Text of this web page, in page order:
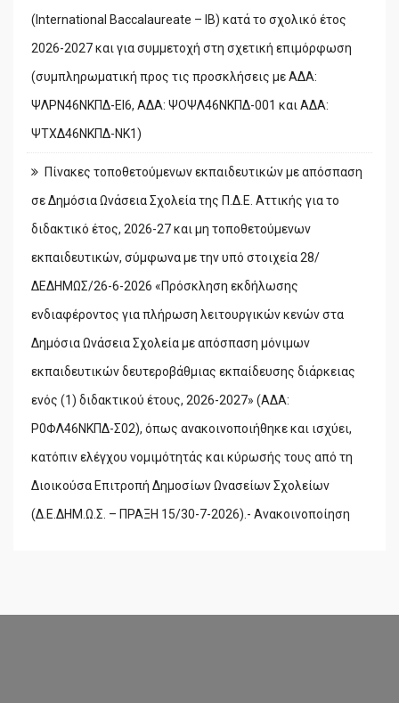
(International Baccalaureate – IB) κατά το σχολικό έτος
2026-2027 και για συμμετοχή στη σχετική επιμόρφωση
(συμπληρωματική προς τις προσκλήσεις με ΑΔΑ:
ΨΛΡΝ46ΝΚΠΔ-ΕΙ6, ΑΔΑ: ΨΟΨΛ46ΝΚΠΔ-001 και ΑΔΑ:
ΨΤΧΔ46ΝΚΠΔ-ΝΚ1)
Πίνακες τοποθετούμενων εκπαιδευτικών με απόσπαση
σε Δημόσια Ωνάσεια Σχολεία της Π.Δ.Ε. Αττικής για το
διδακτικό έτος, 2026-27 και μη τοποθετούμενων
εκπαιδευτικών, σύμφωνα με την υπό στοιχεία 28/
ΔΕΔΗΜΩΣ/26-6-2026 «Πρόσκληση εκδήλωσης
ενδιαφέροντος για πλήρωση λειτουργικών κενών στα
Δημόσια Ωνάσεια Σχολεία με απόσπαση μόνιμων
εκπαιδευτικών δευτεροβάθμιας εκπαίδευσης διάρκειας
ενός (1) διδακτικού έτους, 2026-2027» (ΑΔΑ:
Ρ0ΦΛ46ΝΚΠΔ-Σ02), όπως ανακοινοποιήθηκε και ισχύει,
κατόπιν ελέγχου νομιμότητάς και κύρωσής τους από τη
Διοικούσα Επιτροπή Δημοσίων Ωνασείων Σχολείων
(Δ.Ε.ΔΗΜ.Ω.Σ. – ΠΡΑΞΗ 15/30-7-2026).- Ανακοινοποίηση